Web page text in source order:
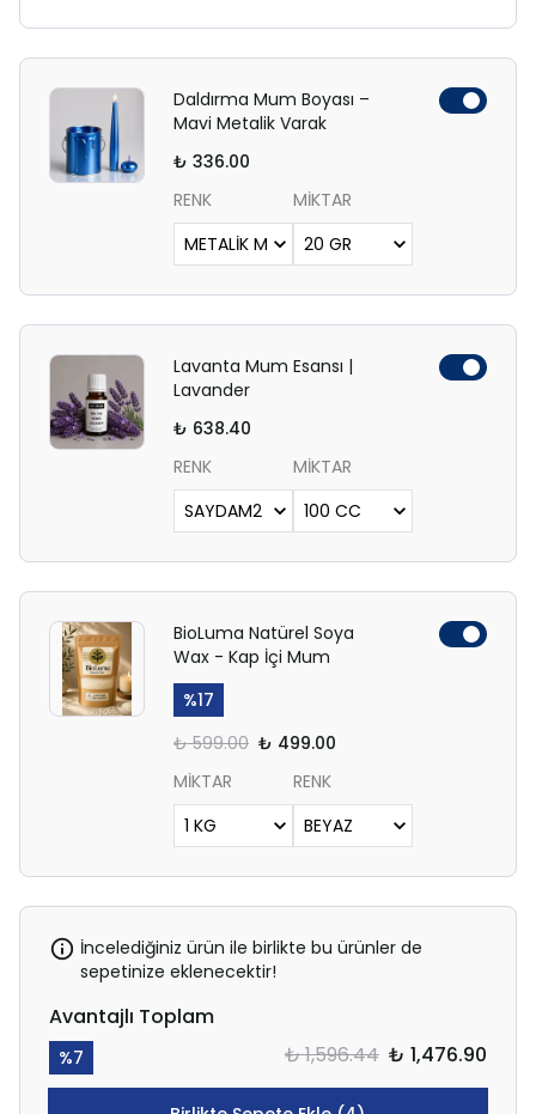
Daldırma Mum Boyası –
Mavi Metalik Varak
₺ 336.00
RENK
MİKTAR
Lavanta Mum Esansı |
Lavander
₺ 638.40
RENK
MİKTAR
BioLuma Natürel Soya
Wax - Kap İçi Mum
%17
₺ 599.00 ₺ 499.00
MİKTAR
RENK
İncelediğiniz ürün ile birlikte bu ürünler de
sepetinize eklenecektir!
Avantajlı Toplam
%7 ₺ 1,596.44 ₺ 1,476.90